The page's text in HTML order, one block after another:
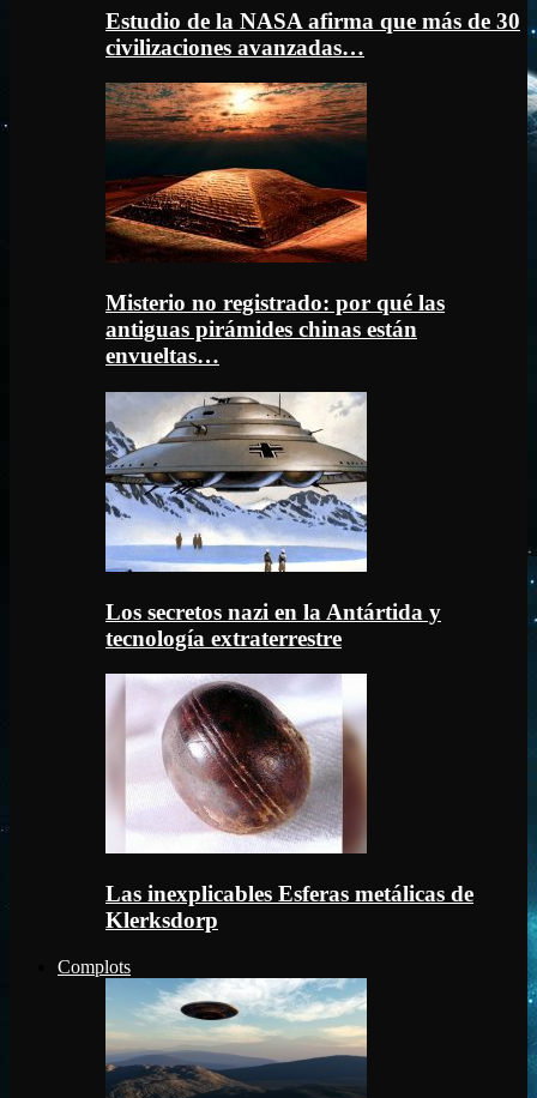
Estudio de la NASA afirma que más de 30
civilizaciones avanzadas…
Misterio no registrado: por qué las
antiguas pirámides chinas están
envueltas…
Los secretos nazi en la Antártida y
tecnología extraterrestre
Las inexplicables Esferas metálicas de
Klerksdorp
Complots